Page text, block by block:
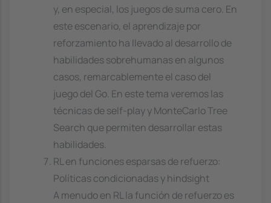
y, en especial, los juegos de suma cero. En
este escenario, el aprendizaje por
reforzamiento ha llevado al desarrollo de
habilidades sobrehumanas en algunos
casos, remarcablemente el caso del
juego del Go. En este tema veremos las
técnicas de self-play y MonteCarlo Tree
Search que permiten desarrollar estas
habilidades.
RL en funciones esparsas de refuerzo:
Políticas condicionadas y hindsight
A menudo en RL la función de refuerzo es